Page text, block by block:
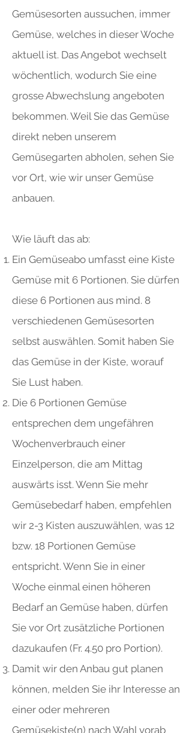
Gemüsesorten aussuchen, immer
Gemüse, welches in dieser Woche
aktuell ist. Das Angebot wechselt
wöchentlich, wodurch Sie eine
grosse Abwechslung angeboten
bekommen. Weil Sie das Gemüse
direkt neben unserem
Gemüsegarten abholen, sehen Sie
vor Ort, wie wir unser Gemüse
anbauen.
Wie läuft das ab:
Ein Gemüseabo umfasst eine Kiste
Gemüse mit 6 Portionen. Sie dürfen
diese 6 Portionen aus mind. 8
verschiedenen Gemüsesorten
selbst auswählen. Somit haben Sie
das Gemüse in der Kiste, worauf
Sie Lust haben.
Die 6 Portionen Gemüse
entsprechen dem ungefähren
Wochenverbrauch einer
Einzelperson, die am Mittag
auswärts isst. Wenn Sie mehr
Gemüsebedarf haben, empfehlen
wir 2-3 Kisten auszuwählen, was 12
bzw. 18 Portionen Gemüse
entspricht. Wenn Sie in einer
Woche einmal einen höheren
Bedarf an Gemüse haben, dürfen
Sie vor Ort zusätzliche Portionen
dazukaufen (Fr. 4.50 pro Portion).
Damit wir den Anbau gut planen
können, melden Sie ihr Interesse an
einer oder mehreren
Gemüsekiste(n) nach Wahl vorab